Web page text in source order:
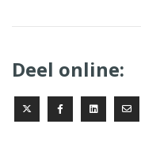
Deel online: